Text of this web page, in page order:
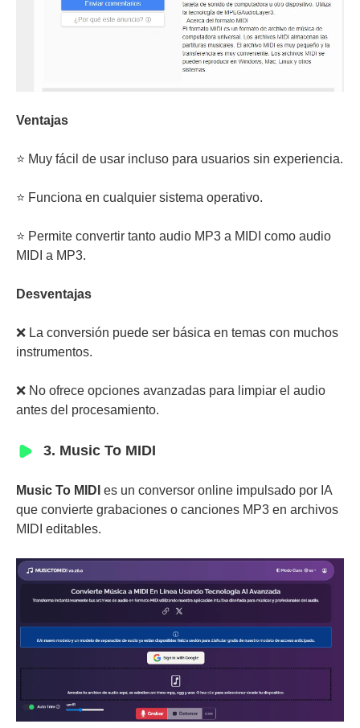
Ventajas
⭐ Muy fácil de usar incluso para usuarios sin experiencia.
⭐ Funciona en cualquier sistema operativo.
⭐ Permite convertir tanto audio MP3 a MIDI como audio
MIDI a MP3.
Desventajas
❌ La conversión puede ser básica en temas con muchos
instrumentos.
❌ No ofrece opciones avanzadas para limpiar el audio
antes del procesamiento.
3. Music To MIDI
Music To MIDI es un conversor online impulsado por IA
que convierte grabaciones o canciones MP3 en archivos
MIDI editables.